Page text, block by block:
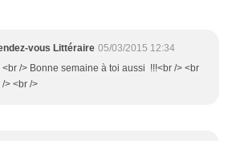
vous Littéraire 05/03/2015 12:34
<br /> Bonne semaine à toi aussi !!!<br /> <br
/> <br />